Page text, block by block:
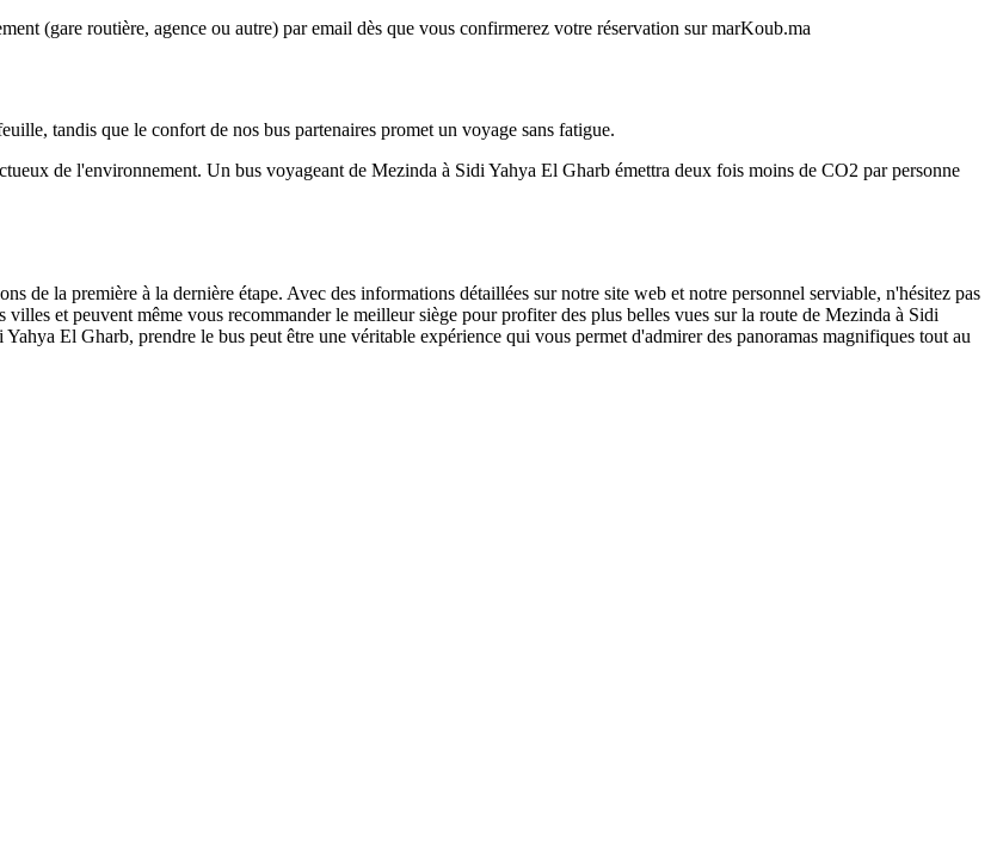
(gare routière, agence ou autre) par email dès que vous confirmerez votre réservation sur marKoub.ma
tandis que le confort de nos bus partenaires promet un voyage sans fatigue.
de l'environnement. Un bus voyageant de Mezinda à Sidi Yahya El Gharb émettra deux fois moins de CO2 par personne
de la première à la dernière étape. Avec des informations détaillées sur notre site web et notre personnel serviable, n'hésitez pas
et peuvent même vous recommander le meilleur siège pour profiter des plus belles vues sur la route de Mezinda à Sidi
El Gharb, prendre le bus peut être une véritable expérience qui vous permet d'admirer des panoramas magnifiques tout au